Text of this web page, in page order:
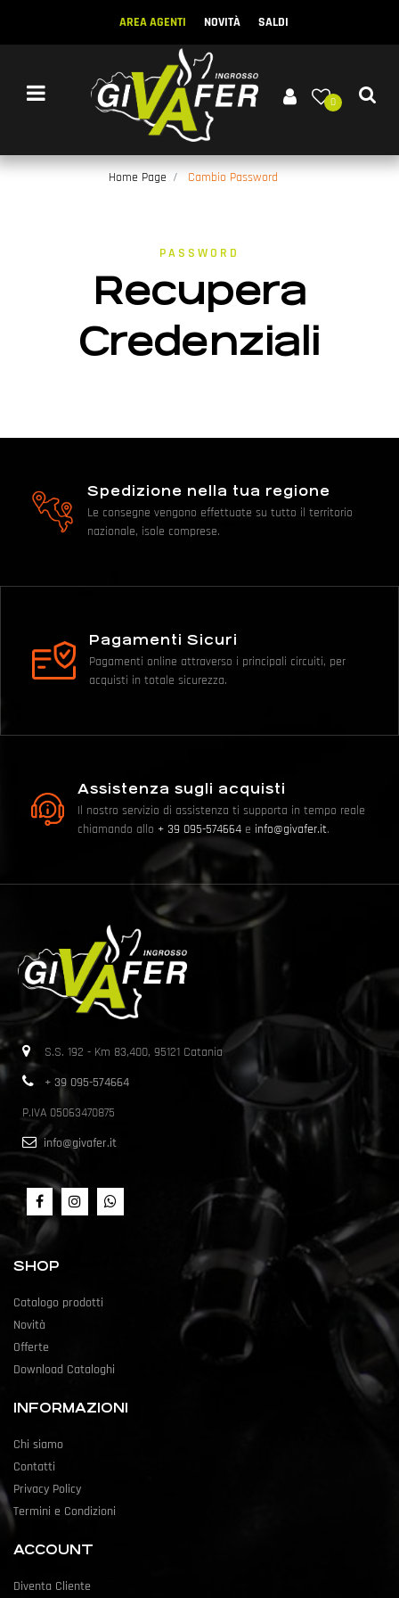
AREA AGENTI NOVITÀ SALDI
Open menu
0
Home Page Cambio Password
PASSWORD
Recupera
Credenziali
Spedizione nella tua regione
Le consegne vengono effettuate su tutto il territorio
nazionale, isole comprese.
Pagamenti Sicuri
Pagamenti online attraverso i principali circuiti, per
acquisti in totale sicurezza.
Assistenza sugli acquisti
Il nostro servizio di assistenza ti supporta in tempo reale
chiamando allo + 39 095-574664 e info@givafer.it.
S.S. 192 - Km 83,400, 95121 Catania
+ 39 095-574664
P.IVA 05063470875
info@givafer.it
SHOP
Catalogo prodotti
Novità
Offerte
Download Cataloghi
INFORMAZIONI
Chi siamo
Contatti
Privacy Policy
Termini e Condizioni
ACCOUNT
Diventa Cliente